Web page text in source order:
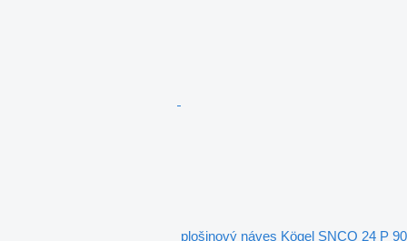
plošinový náves Kögel SNCO 24 P 90